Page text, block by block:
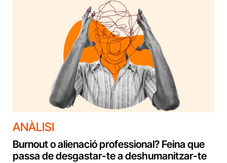
ANÀLISI
Burnout o alienació professional? Feina que
passa de desgastar-te a deshumanitzar-te